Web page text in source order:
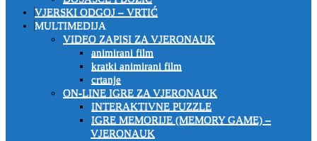
VJERSKI ODGOJ – VRTIĆ
MULTIMEDIJA
VIDEO ZAPISI ZA VJERONAUK
animirani film
kratki animirani film
crtanje
ON-LINE IGRE ZA VJERONAUK
INTERAKTIVNE PUZZLE
IGRE MEMORIJE (MEMORY GAME) –
VJERONAUK